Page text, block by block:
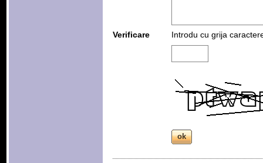
Verificare Introdu cu grija